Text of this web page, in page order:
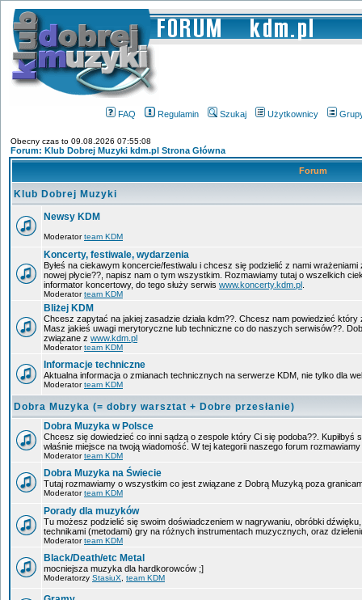
FAQ Regulamin Szukaj Użytkownicy
Obecny czas to 09.08.2026 07:55:08
Forum: Klub Dobrej Muzyki kdm.pl Strona Główna
Forum
Klub Dobrej Muzyki
Newsy KDM
Moderatorteam KDM
Koncerty, festiwale, wydarzenia
Byłeś na ciekawym koncercie/festiwalu i chcesz się podzielić z nami
nowej płycie??, napisz nam o tym wszystkim. Rozmawiamy tutaj o wszelkich
informator koncertowy, do tego służy serwis www.koncerty.kdm.pl
Moderatorteam KDM
Bliżej KDM
Chcesz zapytać na jakiej zasadzie działa kdm??. Chcesz nam powiedzieć
Masz jakieś uwagi merytoryczne lub techniczne co do naszych serwisów??.
związane z www.kdm.pl
Moderatorteam KDM
Informacje techniczne
Aktualna informacja o zmianach technicznych na serwerze KDM, nie tylko dla
Moderatorteam KDM
Dobra Muzyka (= dobry warsztat + Dobre przesłanie)
Dobra Muzyka w Polsce
Chcesz się dowiedzieć co inni sądzą o zespole który Ci się podoba??. Kupiłbyś
właśnie miejsce na twoją wiadomość. W tej kategorii naszego forum
Moderatorteam KDM
Dobra Muzyka na Świecie
Tutaj rozmawiamy o wszystkim co jest związane z Dobrą Muzyką poza
Moderatorteam KDM
Porady dla muzyków
Tu możesz podzielić się swoim doświadczeniem w nagrywaniu, obróbki
technikami (metodami) gry na różnych instrumentach muzycznych, oraz
Moderatorteam KDM
Black/Death/etc Metal
mocniejsza muzyka dla hardkorowców ;]
Moderatorzy StasiuX team KDM